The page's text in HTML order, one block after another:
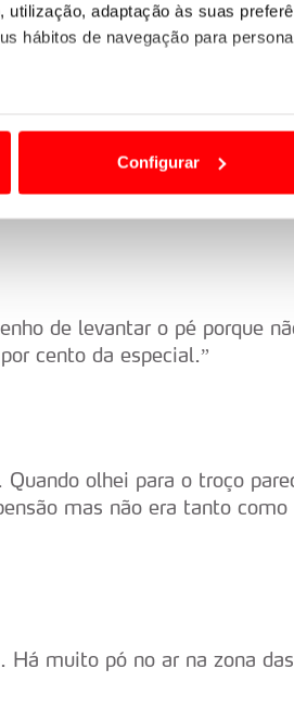
adaptação às suas
hábitos de navegação para
digital, personalizar
para analisar dados de
de dados pessoais
Configurar
qual é.”
No final havia umas curvas
acabei por perder algum
de levantar o pé porque
cento da especial.”
olhei para o troço
mas não era tanto como
Há muito pó no ar na zona das